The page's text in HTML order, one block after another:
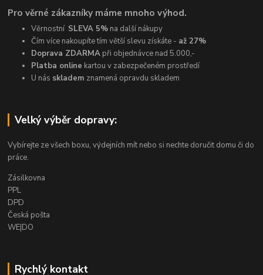
Pro věrné zákazníky máme mnoho výhod.
Věrnostní SLEVA 5% na další nákupy
Čím více nakoupíte tím větší slevu získáte - až 27%
Doprava ZDARMA při objednávce nad 5.000,-
Platba online kartou v zabezpečeném prostředí
U nás skladem znamená opravdu skladem
Velký výběr dopravy:
Vybírejte ze všech boxu, výdejních mít nebo si nechte doručit domu či do
práce.
Zásilkovna
PPL
DPD
Česká pošta
WE|DO
Rychlý kontakt